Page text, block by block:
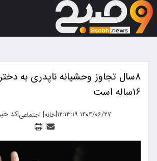
۸سال تجاوز وحشیانه ناپدری به
۱۶ساله است
۱۴۰۴/۰۶/۲۷ ۱۲:۱۳:۱۹ |خانه| اجتماعی|کد خبر:
|